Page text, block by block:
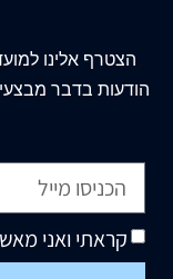
הצטרף אלינו
הודעות בדבר
קראתי ואני